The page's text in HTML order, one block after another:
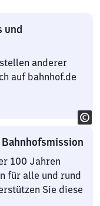
und
anderer
auf bahnhof.de
100 Jahren
für alle und rund
Sie diese